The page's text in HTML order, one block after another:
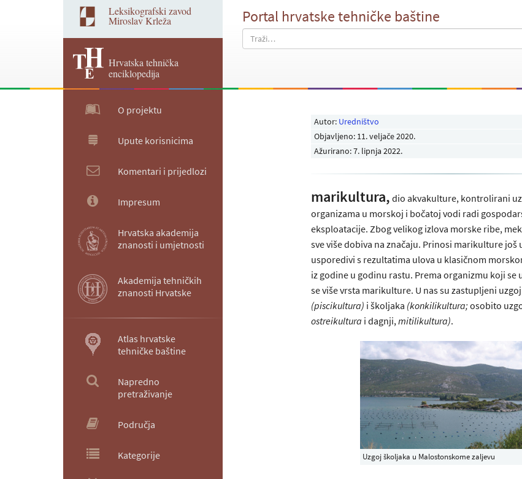
Leksikografski zavod
Miroslav Krleža
Hrvatska tehnička
enciklopedija
Portal hrvatske tehničke baštine
O projektu
Upute korisnicima
Komentari i prijedlozi
Impresum
Hrvatska akademija
znanosti i umjetnosti
Akademija tehničkih
znanosti Hrvatske
Atlas hrvatske
tehničke baštine
Napredno
pretraživanje
Područja
Kategorije
Autor: Uredništvo
Objavljeno: 11. veljače 2020.
Ažurirano: 7. lipnja 2022.
marikultura, dio akvakulture, kontrolirani
organizama u morskoj i bočatoj vodi radi
eksploatacije. Zbog velikog izlova morske ribe,
sve više dobiva na značaju. Prinosi marikulture još
usporedivi s rezultatima ulova u klasičnom
iz godine u godinu rastu. Prema organizmu koji se
se više vrsta marikulture. U nas su zastupljeni
(piscikultura) i školjaka (konkilikultura; osobito
ostreikultura i dagnji, mitilikultura).
Uzgoj školjaka u Malostonskome zaljevu